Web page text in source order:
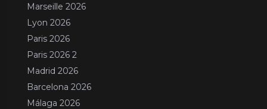
Marseille 2026
Lyon 2026
Paris 2026
Paris 2026 2
Madrid 2026
Barcelona 2026
Málaga 2026